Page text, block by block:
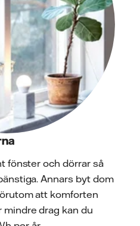
fönster och dörrar så
Annars byt dom
att komforten
drag kan du